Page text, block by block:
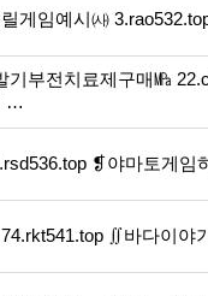
게임예시㈔
기부전치료제구매㎫
…
❡야마토게임
∬바다이야